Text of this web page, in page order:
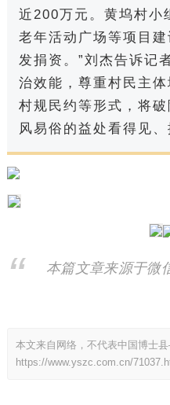
近200万元。黄坞村小
老年活动广场等项目
发捐资。”刘杰告诉记
治效能，尊重村民主体
村规民约等形式，将
风易俗的益处看得见、
本篇文章来源于微
本文来自网络，不代表中国博士
https://www.yszc.com.cn/